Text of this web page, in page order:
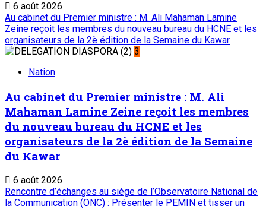
6 août 2026
Au cabinet du Premier ministre : M. Ali Mahaman Lamine
Zeine reçoit les membres du nouveau bureau du HCNE et les
organisateurs de la 2è édition de la Semaine du Kawar
3
Nation
Au cabinet du Premier ministre : M. Ali
Mahaman Lamine Zeine reçoit les membres
du nouveau bureau du HCNE et les
organisateurs de la 2è édition de la Semaine
du Kawar
6 août 2026
Rencontre d’échanges au siège de l’Observatoire National de
la Communication (ONC) : Présenter le PEMIN et tisser un